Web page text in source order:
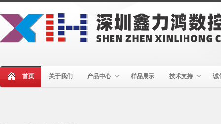
首页 关于我们 产品中心 样品展示 技术支持 诚